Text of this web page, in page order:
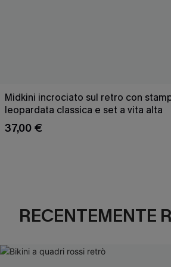
Midkini incrociato sul retro con
leopardata classica e set a vita alta
37,00 €
RECENTEMENTE